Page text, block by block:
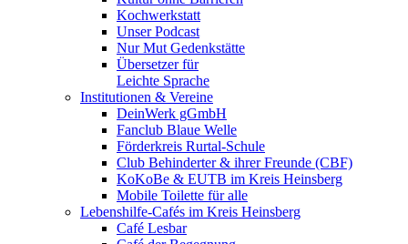
Kochwerkstatt
Unser Podcast
Nur Mut Gedenkstätte
Übersetzer für
Leichte Sprache
Institutionen & Vereine
DeinWerk gGmbH
Fanclub Blaue Welle
Förderkreis Rurtal-Schule
Club Behinderter & ihrer Freunde (CBF)
KoKoBe & EUTB im Kreis Heinsberg
Mobile Toilette für alle
Lebenshilfe-Cafés im Kreis Heinsberg
Café Lesbar